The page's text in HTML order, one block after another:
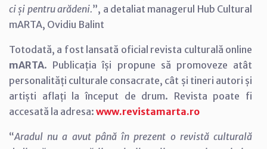
ci și pentru arădeni.”, a detaliat managerul Hub Cultural
mARTA, Ovidiu Balint
Totodată, a fost lansată oficial revista culturală online
mARTA. Publicația își propune să promoveze atât
personalități culturale consacrate, cât și tineri autori și
artiști aflați la început de drum. Revista poate fi
accesată la adresa: www.revistamarta.ro
“Aradul nu a avut până în prezent o revistă culturală